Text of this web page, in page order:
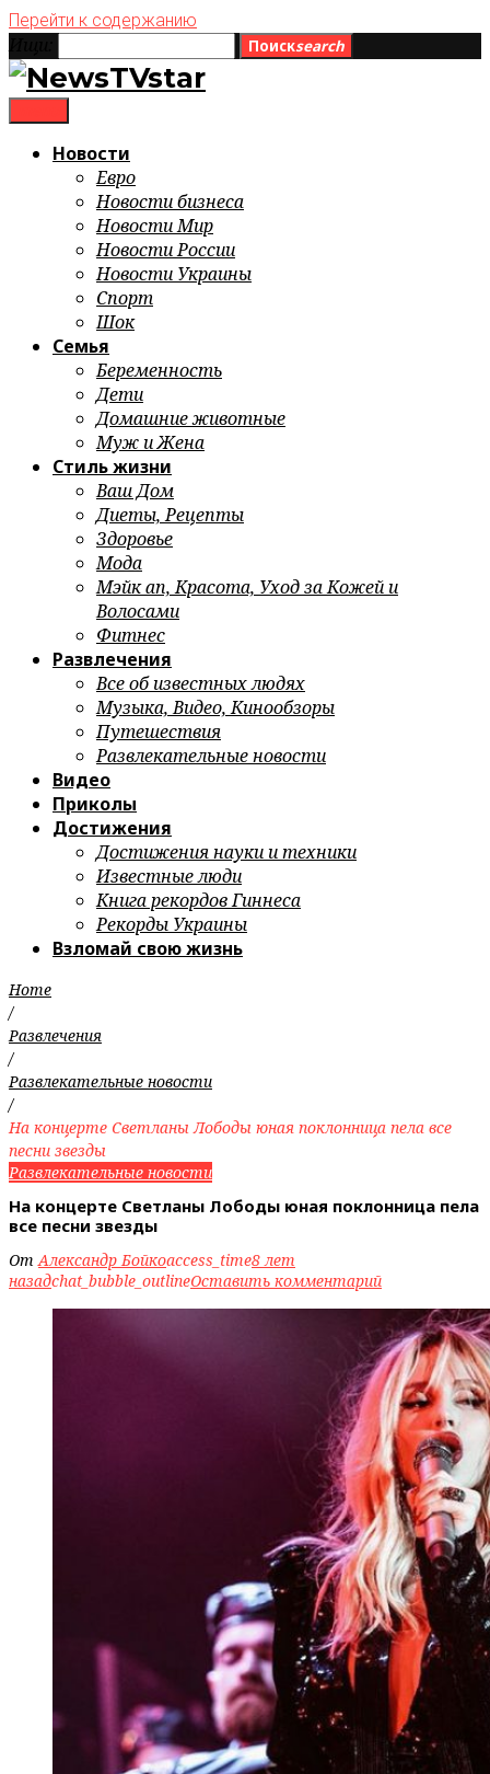
Перейти к содержанию
Поискsearch
Новости
Евро
Новости бизнеса
Новости Мир
Новости России
Новости Украины
Спорт
Шок
Семья
Беременность
Дети
Домашние животные
Муж и Жена
Стиль жизни
Ваш Дом
Диеты, Рецепты
Здоровье
Мода
Мэйк ап, Красота, Уход за Кожей и
Волосами
Фитнес
Развлечения
Все об известных людях
Музыка, Видео, Кинообзоры
Путешествия
Развлекательные новости
Видео
Приколы
Достижения
Достижения науки и техники
Известные люди
Книга рекордов Гиннеса
Рекорды Украины
Взломай свою жизнь
Home
/
Развлечения
/
Развлекательные новости
/
На концерте Светланы Лободы юная поклонница пела все
песни звезды
Развлекательные новости
На концерте Светланы Лободы юная поклонница пела
все песни звезды
ОтАлександр Бойкоaccess_time8 лет
назадchat_bubble_outlineОставить комментарий